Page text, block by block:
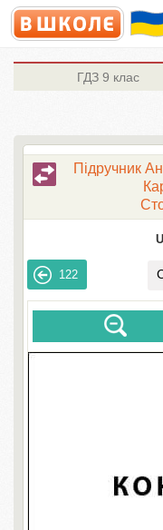
ГДЗ 9 клас
Підручник
122